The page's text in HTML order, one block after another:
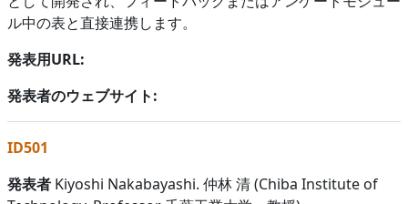
ル中の表と直接連携します。
発表用URL:
発表者のウェブサイト:
ID501
発表者 Kiyoshi Nakabayashi. 仲林 清 (Chiba Institute of